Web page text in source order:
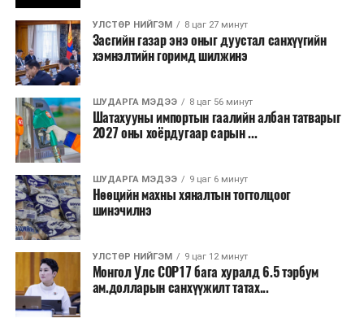
бизнесийн үйл ажиллагаа өргөжих, үл хөдлөх
хөрөнгийн үнэ цэнэ өсөх зэрэг эдийн засгийн эерэг
үр нөлөө үзүүлнэ гэж тооцсон байна.
Трамвай нь цахилгаан эрчим хүчээр ажилладаг тул
ашиглалтын явцад агаар бохирдуулагч бодис шууд
ялгаруулахгүй. Иргэд хувийн автомашинаас их
багтаамжийн нийтийн тээвэрт шилжсэнээр замын
хөдөлгөөний ачаалал, нүүрстөрөгчийн давхар исэл
болон бусад хүлэмжийн хийн ялгарлыг бууруулах ач
холбогдолтой.
Түгжрэлээс үүдэлтэй эдийн засгийн алдагдлыг
тооцоход нэг автомашин өдөрт дунджаар 2.5 цаг
түгжрэлд саатахдаа 3.45 литр шатахууныг үр ашиггүй
зарцуулдаг байна. Ингэснээр нэг жолооч өдөрт
8,238.6 төгрөг, жилд 1.7 сая гаруй төгрөгийн
УЛСТӨР НИЙГЭМ 8 цаг 27 минут
Засгийн газар энэ оныг дуустал санхүүгийн
хэмнэлтийн горимд шилжинэ
ШУДАРГА МЭДЭЭ 8 цаг 56 минут
Шатахууны импортын гаалийн албан татварыг
2027 оны хоёрдугаар сарын ...
ШУДАРГА МЭДЭЭ 9 цаг 6 минут
Нөөцийн махны хяналтын тогтолцоог
шинэчилнэ
УЛСТӨР НИЙГЭМ 9 цаг 12 минут
Монгол Улс COP17 бага хуралд 6.5 тэрбум
ам.долларын санхүүжилт татах...